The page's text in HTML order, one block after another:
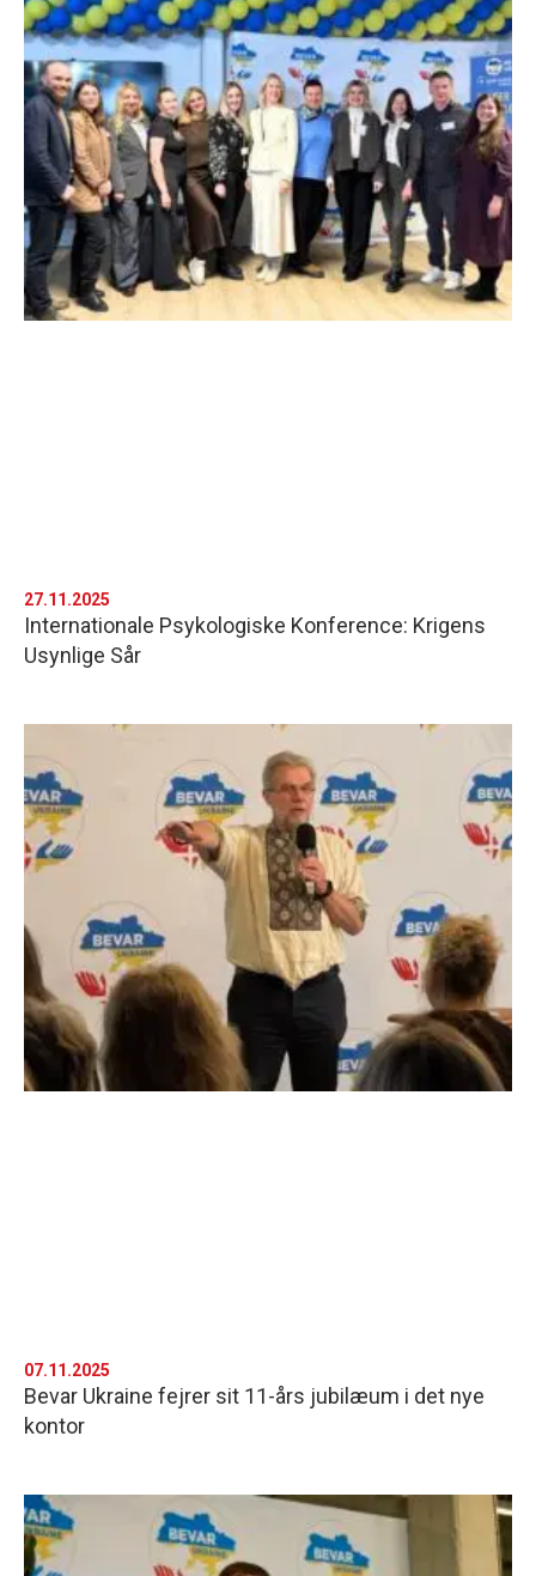
Internationale Psykologiske Konference: Krigens
Usynlige Sår
27.11.2025
Bevar Ukraine fejrer sit 11-års jubilæum i det nye
kontor
07.11.2025